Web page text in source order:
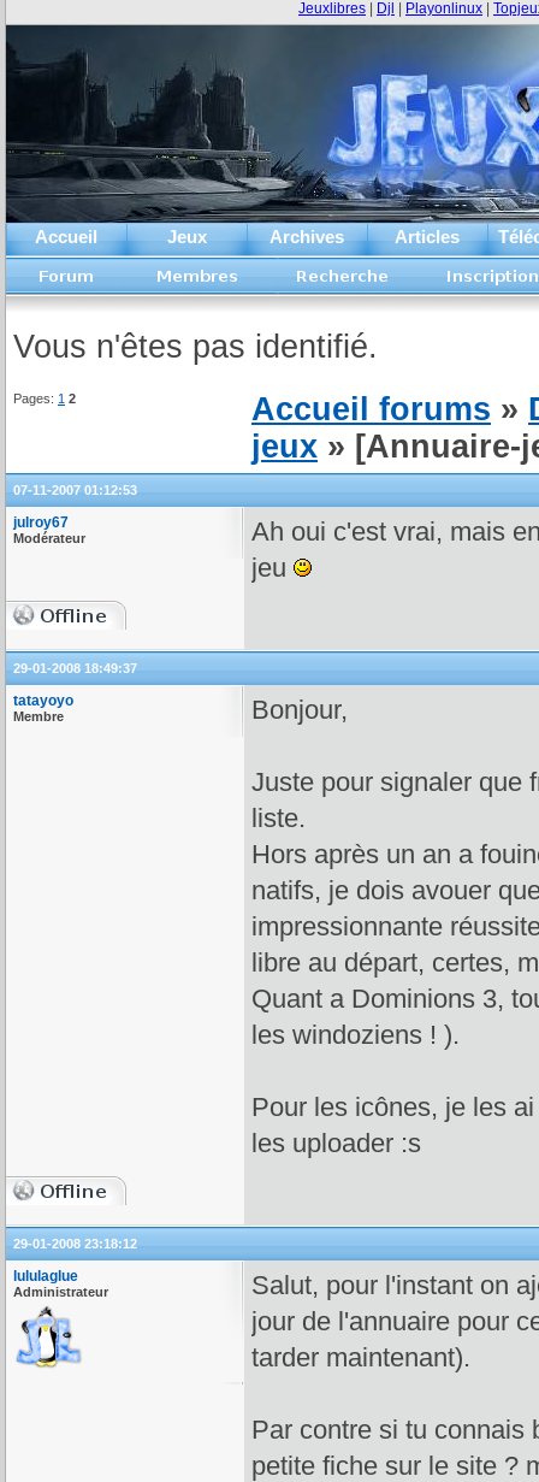
Accueil Jeux Archives Articles
Jeuxlibres Djl Playonlinux
Vous n'êtes pas identifié.
Pages: 1 2 Accueil forums »
jeux » [Annuaire-
07-11-2007 01:12:53
julroy67
Modérateur
Ah oui c'est vrai, mais
jeu
29-01-2008 18:49:37
tatayoyo
Membre Bonjour,
Juste pour signaler que
liste.
Hors après un an a
natifs, je dois avouer
impressionnante
libre au départ, certes,
Quant a Dominions 3,
les windoziens ! ).
Pour les icônes, je les
les uploader :s
29-01-2008 23:18:12
lululaglue
Administrateur
Salut, pour l'instant on
jour de l'annuaire pour
tarder maintenant).
Par contre si tu connais
petite fiche sur le site ?